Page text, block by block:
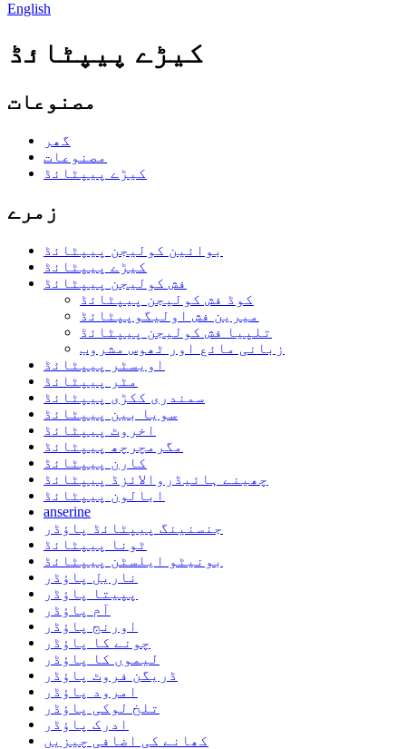
English
کیڑے پیپٹائڈ
مصنوعات
گھر
مصنوعات
کیڑے پیپٹائڈ
زمرے
بوائین کولیجن پیپٹائڈ
کیڑے پیپٹائڈ
فش کولیجن پیپٹائڈ
کوڈ فش کولیجن پیپٹائڈ
میرین فش اولیگوپپٹائڈ
تلپیا فش کولیجن پیپٹائڈ
زبانی مائع اور ٹھوس مشروب
اویسٹر پیپٹائڈ
مٹر پیپٹائڈ
سمندری ککڑی پیپٹائڈ
سویا بین پیپٹائڈ
اخروٹ پیپٹائڈ
مگرمچرچھ پیپٹائڈ
کارن پیپٹائڈ
چھینے ہائیڈروالائزڈ پیپٹائڈ
ابالون پیپٹائڈ
anserine
جنسنینگ پیپٹائڈ پاؤڈر
ٹونا پیپٹائڈ
بونیٹو ایلسٹن پیپٹائڈ
ناریل پاؤڈر
پپیتا پاؤڈر
آم پاؤڈر
اورنج پاؤڈر
چونے کا پاؤڈر
لیموں کا پاؤڈر
ڈریگن فروٹ پاؤڈر
امرود پاؤڈر
تلخ لوکی پاؤڈر
ادرک پاؤڈر
کھانے کی اضافی چیزیں